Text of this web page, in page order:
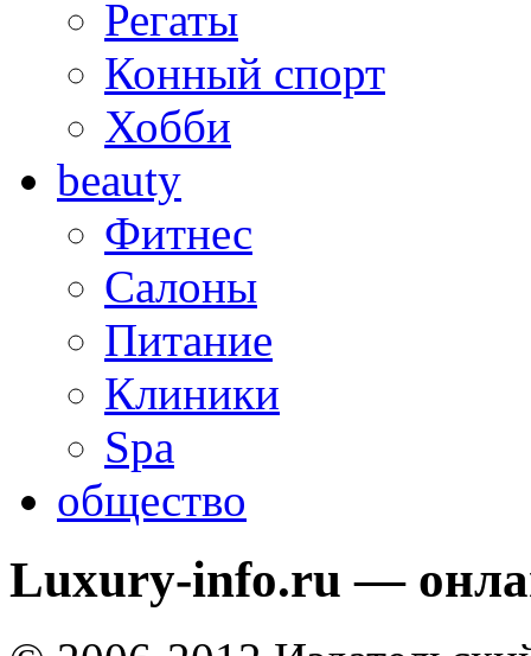
Регаты
Конный спорт
Хобби
beauty
Фитнес
Салоны
Питание
Клиники
Spa
общество
Luxury-info.ru —